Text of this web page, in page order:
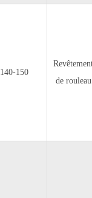
140-150
de rouleau